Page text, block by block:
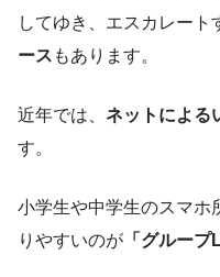
してゆき、エスカレート
ース もあります。
近年では、 ネットによる
す。
小学生や中学生のスマホ
りやすいのが 「グループ